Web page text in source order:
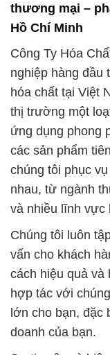
thương mại –
Hồ Chí Minh
Công Ty Hóa
nghiệp hàng đầu
hóa chất tại Việt
thị trường một
ứng dụng phong
các sản phẩm
chúng tôi phục
nhau, từ ngành
và nhiều lĩnh vực
Chúng tôi luôn
vấn cho khách
cách hiệu quả và
hợp tác với
lớn cho bạn, đặc
doanh của bạn.